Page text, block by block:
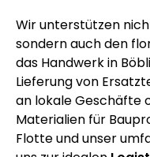
Wir unterstützen
sondern auch den
das Handwerk in
Lieferung von
an lokale Geschäfte
Materialien für
Flotte und unser